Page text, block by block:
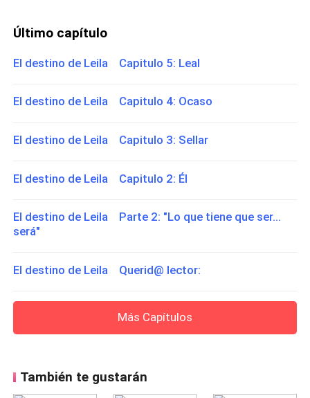
Último capítulo
El destino de Leila Capitulo 5: Leal
El destino de Leila Capitulo 4: Ocaso
El destino de Leila Capitulo 3: Sellar
El destino de Leila Capitulo 2: Él
El destino de Leila Parte 2: "Lo que tiene que ser...
será"
El destino de Leila Querid@ lector:
Más Capítulos
También te gustarán